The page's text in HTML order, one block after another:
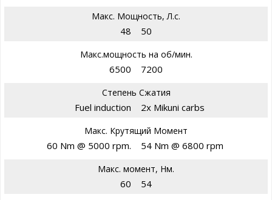
Макс. Мощность, Л.с.
48 50
Макс.мощность на об/мин.
6500 7200
Степень Сжатия
Fuel induction 2x Mikuni carbs
Макс. Крутящий Момент
60 Nm @ 5000 rpm. 54 Nm @ 6800 rpm
Макс. момент, Нм.
60 54